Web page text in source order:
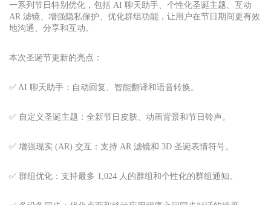
一系列节日特别优化，包括 AI 聊天助手、个性化圣诞主题、互动
AR 滤镜、增强隐私保护、优化群组功能，让用户在节日期间更有效
地沟通、分享和互动。
本次圣诞节更新的亮点：
✅ AI 聊天助手：自动回复、智能翻译和语音转换。
✅ 自定义圣诞主题：全新节日皮肤、动画背景和节日铃声。
✅ 增强现实 (AR) 交互：支持 AR 滤镜和 3D 圣诞表情符号。
✅ 群组优化：支持最多 1,024 人的群组和个性化的群组通知。